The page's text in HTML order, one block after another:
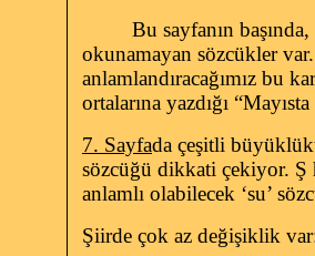
Bu sayfanın
okunamayan sözcükler
anlamlandıracağımız bu
ortalarına yazdığı
7. Sayfada çeşitli
sözcüğü dikkati çekiyor.
anlamlı olabilecek ‘su’
Şiirde çok az değişiklik